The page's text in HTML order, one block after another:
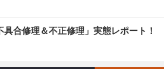
具合修理＆不正修理」実態レポート！